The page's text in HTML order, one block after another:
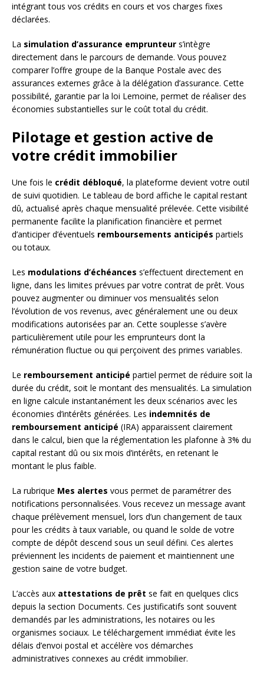
intégrant tous vos crédits en cours et vos charges fixes
déclarées.
La simulation d’assurance emprunteur s’intègre
directement dans le parcours de demande. Vous pouvez
comparer l’offre groupe de la Banque Postale avec des
assurances externes grâce à la délégation d’assurance. Cette
possibilité, garantie par la loi Lemoine, permet de réaliser des
économies substantielles sur le coût total du crédit.
Pilotage et gestion active de
votre crédit immobilier
Une fois le crédit débloqué, la plateforme devient votre outil
de suivi quotidien. Le tableau de bord affiche le capital restant
dû, actualisé après chaque mensualité prélevée. Cette visibilité
permanente facilite la planification financière et permet
d’anticiper d’éventuels remboursements anticipés partiels
ou totaux.
Les modulations d’échéances s’effectuent directement en
ligne, dans les limites prévues par votre contrat de prêt. Vous
pouvez augmenter ou diminuer vos mensualités selon
l’évolution de vos revenus, avec généralement une ou deux
modifications autorisées par an. Cette souplesse s’avère
particulièrement utile pour les emprunteurs dont la
rémunération fluctue ou qui perçoivent des primes variables.
Le remboursement anticipé partiel permet de réduire soit la
durée du crédit, soit le montant des mensualités. La simulation
en ligne calcule instantanément les deux scénarios avec les
économies d’intérêts générées. Les indemnités de
remboursement anticipé (IRA) apparaissent clairement
dans le calcul, bien que la réglementation les plafonne à 3% du
capital restant dû ou six mois d’intérêts, en retenant le
montant le plus faible.
La rubrique Mes alertes vous permet de paramétrer des
notifications personnalisées. Vous recevez un message avant
chaque prélèvement mensuel, lors d’un changement de taux
pour les crédits à taux variable, ou quand le solde de votre
compte de dépôt descend sous un seuil défini. Ces alertes
préviennent les incidents de paiement et maintiennent une
gestion saine de votre budget.
L’accès aux attestations de prêt se fait en quelques clics
depuis la section Documents. Ces justificatifs sont souvent
demandés par les administrations, les notaires ou les
organismes sociaux. Le téléchargement immédiat évite les
délais d’envoi postal et accélère vos démarches
administratives connexes au crédit immobilier.